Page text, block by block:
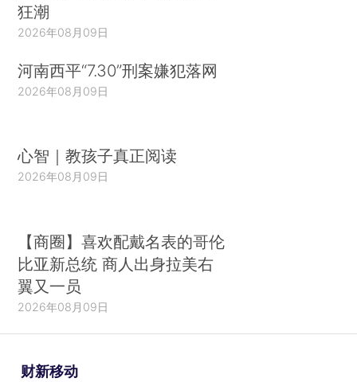
狂潮
2026年08月09日
河南西平“7.30”刑案嫌犯落网
2026年08月09日
心智｜教孩子真正阅读
2026年08月09日
【商圈】喜欢配戴名表的哥伦
比亚新总统 商人出身拉美右
翼又一员
2026年08月09日
财新移动